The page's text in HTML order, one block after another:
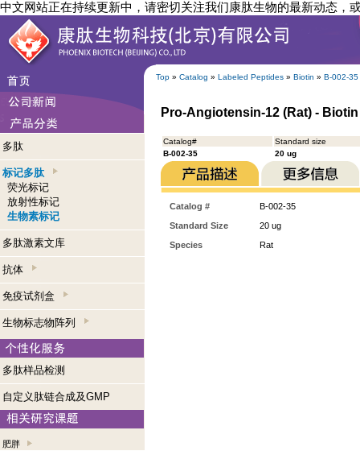
中文网站正在持续更新中，请密切关注我们康肽生物的最新动态，
Top » Catalog » Labeled Peptides » Biotin » B-002-35
多肽
标记多肽
荧光标记
放射性标记
生物素标记
多肽激素文库
抗体
免疫试剂盒
生物标志物阵列
多肽样品检测
自定义肽链合成及GMP
肥胖
Pro-Angiotensin-12 (Rat) -
Catalog#
Standard size
B-002-35
20 ug
Catalog #
B-002-35
Standard Size
20 ug
Species
Rat